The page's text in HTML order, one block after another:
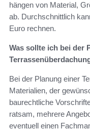
hängen von Material,
ab. Durchschnittlich
Euro rechnen.
Was sollte ich bei der
Bei der Planung einer
Materialien, der
baurechtliche
ratsam, mehrere
eventuell einen